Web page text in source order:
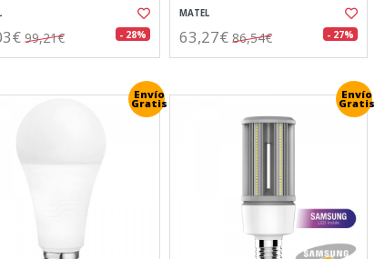
99,21€ - 28%
MATEL
63,27€ 86,54€ - 27%
Envío
Gratis
Envío
Gratis